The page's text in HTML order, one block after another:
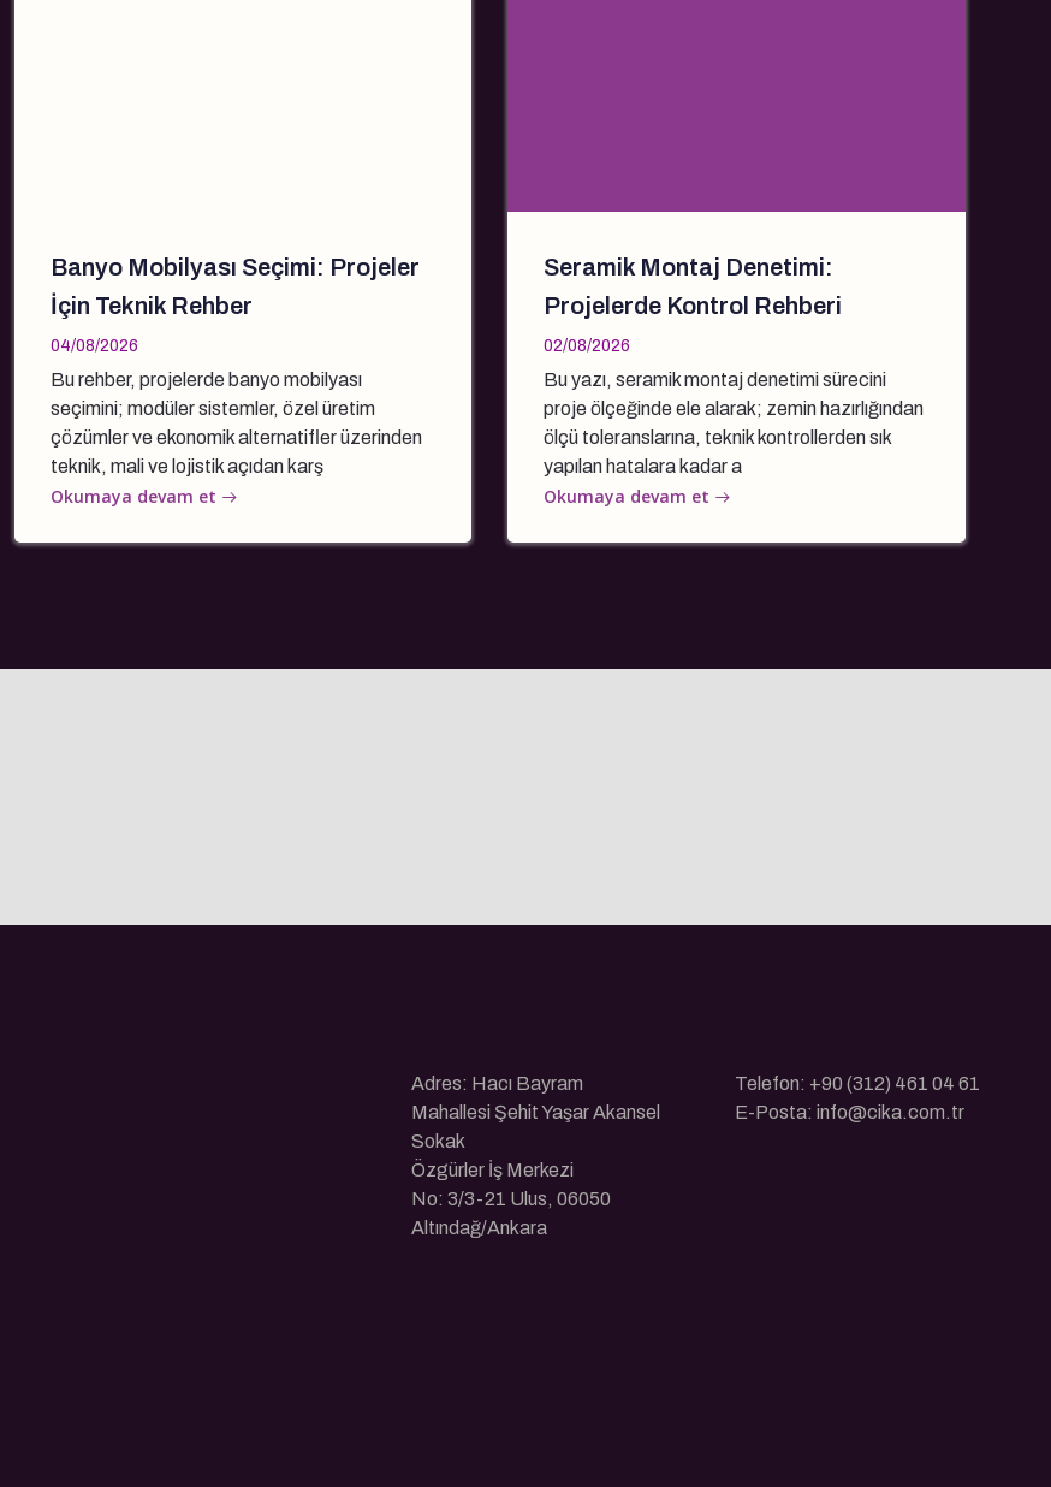
Banyo Mobilyası Seçimi: Projeler
İçin Teknik Rehber
04/08/2026
Bu rehber, projelerde banyo mobilyası
seçimini; modüler sistemler, özel üretim
çözümler ve ekonomik alternatifler üzerinden
teknik, mali ve lojistik açıdan karş
Okumaya devam et
Seramik Montaj Denetimi:
Projelerde Kontrol Rehberi
02/08/2026
Bu yazı, seramik montaj denetimi sürecini
proje ölçeğinde ele alarak; zemin hazırlığından
ölçü toleranslarına, teknik kontrollerden sık
yapılan hatalara kadar a
Okumaya devam et
Adres: Hacı Bayram
Mahallesi Şehit Yaşar Akansel
Sokak
Özgürler İş Merkezi
No: 3/3-21 Ulus, 06050
Altındağ/Ankara
Telefon: +90 (312) 461 04 61
E-Posta: info@cika.com.tr